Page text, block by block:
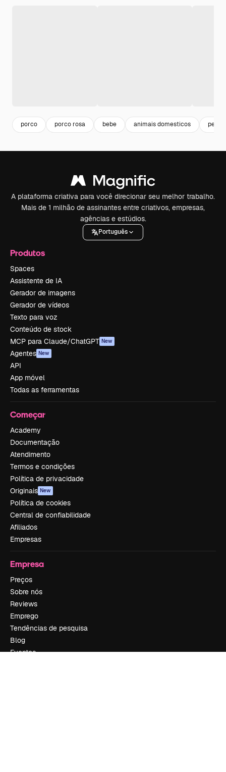
porco porco rosa bebe animais domesticos
A plataforma criativa para você direcionar seu melhor trabalho.
Mais de 1 milhão de assinantes entre criativos, empresas,
agências e estúdios.
Português
Produtos
Spaces
Assistente de IA
Gerador de imagens
Gerador de vídeos
Texto para voz
Conteúdo de stock
MCP para Claude/ChatGPT New
Agentes New
API
App móvel
Todas as ferramentas
Começar
Academy
Documentação
Atendimento
Termos e condições
Política de privacidade
Originais New
Política de cookies
Central de confiabilidade
Afiliados
Empresas
Empresa
Preços
Sobre nós
Reviews
Emprego
Tendências de pesquisa
Blog
Eventos